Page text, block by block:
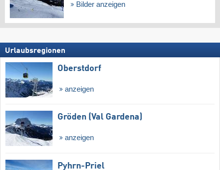
Bilder anzeigen
Urlaubsregionen
Oberstdorf
anzeigen
Gröden (Val Gardena)
anzeigen
Pyhrn-Priel